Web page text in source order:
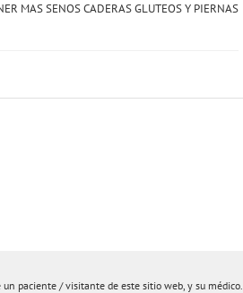
MAS SENOS CADERAS GLUTEOS Y PIERNAS
paciente / visitante de este sitio web, y su médico.